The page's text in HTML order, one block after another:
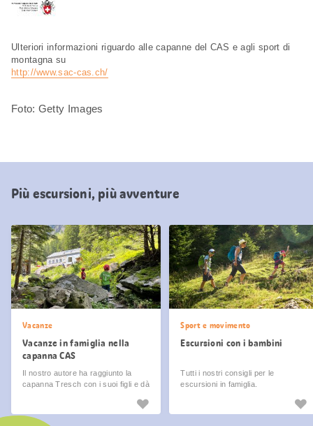
Ulteriori informazioni riguardo alle capanne del CAS e agli sport di
montagna su
http://www.sac-cas.ch/
Foto: Getty Images
Più escursioni, più avventure
Vacanze
Vacanze in famiglia nella
capanna CAS
Il nostro autore ha raggiunto la
capanna Tresch con i suoi figli e dà
emozionanti escursioni CAS con i
Sport e movimento
Escursioni con i bambini
Tutti i nostri consigli per le
escursioni in famiglia.